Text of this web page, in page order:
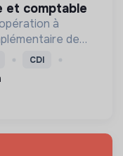
et comptable
à
de
fédère la
CDI